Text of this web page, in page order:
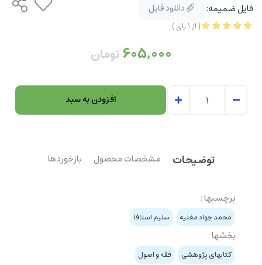
فایل ضمیمه: دانلود فایل
(از1رای)
605,000تومان
افزودن به سبد
توضیحات مشخصات محصول بازخوردها
برچسبها :
محمد جواد مغنیه سلیم استافا
بخشها :
کتابهای پژوهشی فقه و اصول